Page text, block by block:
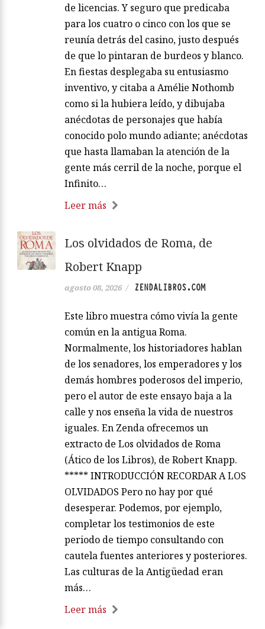
de licencias. Y seguro que predicaba
para los cuatro o cinco con los que se
reunía detrás del casino, justo después
de que lo pintaran de burdeos y blanco.
En fiestas desplegaba su entusiasmo
inventivo, y citaba a Amélie Nothomb
como si la hubiera leído, y dibujaba
anécdotas de personajes que había
conocido polo mundo adiante; anécdotas
que hasta llamaban la atención de la
gente más cerril de la noche, porque el
Infinito…
Leer más
Los olvidados de Roma, de
Robert Knapp
agosto 08, 2026 / ZENDALIBROS.COM
Este libro muestra cómo vivía la gente
común en la antigua Roma.
Normalmente, los historiadores hablan
de los senadores, los emperadores y los
demás hombres poderosos del imperio,
pero el autor de este ensayo baja a la
calle y nos enseña la vida de nuestros
iguales. En Zenda ofrecemos un
extracto de Los olvidados de Roma
(Ático de los Libros), de Robert Knapp.
***** INTRODUCCIÓN RECORDAR A LOS
OLVIDADOS Pero no hay por qué
desesperar. Podemos, por ejemplo,
completar los testimonios de este
periodo de tiempo consultando con
cautela fuentes anteriores y posteriores.
Las culturas de la Antigüedad eran
más…
Leer más